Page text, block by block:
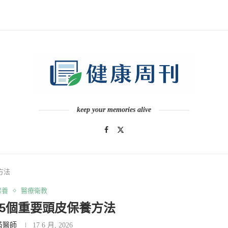
keep your memories alive
法
養 醫療衛教
個重要頭皮保養方法
醫師 17 6 月, 2026